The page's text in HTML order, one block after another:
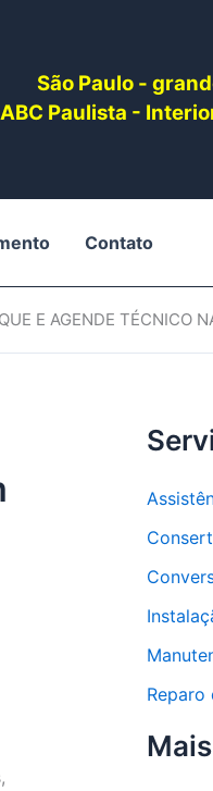
São Paulo -
ABC Paulista -
Contato
E AGENDE TÉCNICO